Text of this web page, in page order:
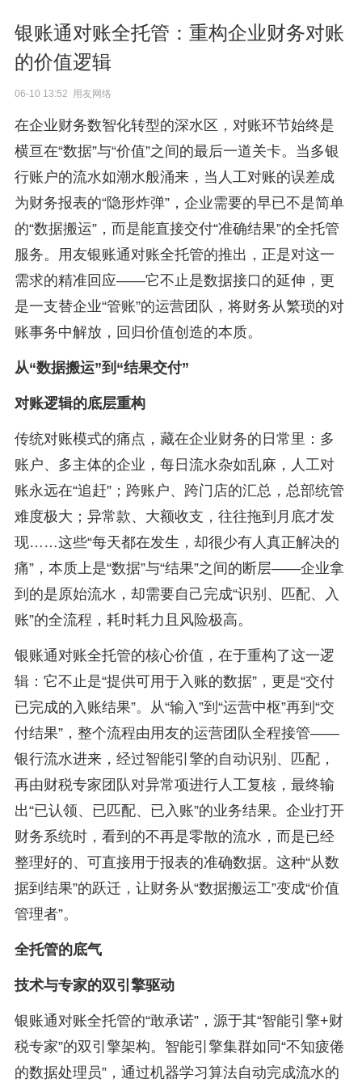
银账通对账全托管：重构企业财务对账
的价值逻辑
06-10 13:52 用友网络
在企业财务数智化转型的深水区，对账环节始终是
横亘在“数据”与“价值”之间的最后一道关卡。当多银
行账户的流水如潮水般涌来，当人工对账的误差成
为财务报表的“隐形炸弹”，企业需要的早已不是简单
的“数据搬运”，而是能直接交付“准确结果”的全托管
服务。用友银账通对账全托管的推出，正是对这一
需求的精准回应——它不止是数据接口的延伸，更
是一支替企业“管账”的运营团队，将财务从繁琐的对
账事务中解放，回归价值创造的本质。
从“数据搬运”到“结果交付”
对账逻辑的底层重构
传统对账模式的痛点，藏在企业财务的日常里：多
账户、多主体的企业，每日流水杂如乱麻，人工对
账永远在“追赶”；跨账户、跨门店的汇总，总部统管
难度极大；异常款、大额收支，往往拖到月底才发
现……这些“每天都在发生，却很少有人真正解决的
痛”，本质上是“数据”与“结果”之间的断层——企业拿
到的是原始流水，却需要自己完成“识别、匹配、入
账”的全流程，耗时耗力且风险极高。
银账通对账全托管的核心价值，在于重构了这一逻
辑：它不止是“提供可用于入账的数据”，更是“交付
已完成的入账结果”。从“输入”到“运营中枢”再到“交
付结果”，整个流程由用友的运营团队全程接管——
银行流水进来，经过智能引擎的自动识别、匹配，
再由财税专家团队对异常项进行人工复核，最终输
出“已认领、已匹配、已入账”的业务结果。企业打开
财务系统时，看到的不再是零散的流水，而是已经
整理好的、可直接用于报表的准确数据。这种“从数
据到结果”的跃迁，让财务从“数据搬运工”变成“价值
管理者”。
全托管的底气
技术与专家的双引擎驱动
银账通对账全托管的“敢承诺”，源于其“智能引擎+财
税专家”的双引擎架构。智能引擎集群如同“不知疲倦
的数据处理员”，通过机器学习算法自动完成流水的